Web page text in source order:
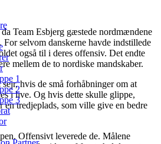
1
2
3
Team Esbjerg gæstede nordmændene
selvom danskerne havde indstillede
også til i deres offensiv. Det endte
mellem de to nordiske mandskaber.
hvis de små forhåbninger om at
i live. Og hvis dette skulle glippe,
en tredjeplads, som ville give en bedre
Offensivt leverede de. Målene